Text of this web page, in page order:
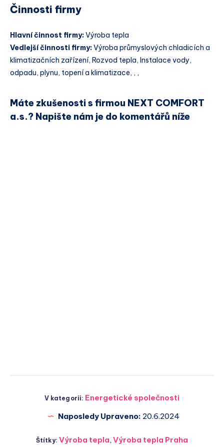
Činnosti firmy
Hlavní činnost firmy:Výroba tepla
Vedlejší činnosti firmy:Výroba průmyslových chladicích a
klimatizačních zařízení, Rozvod tepla, Instalace vody,
odpadu, plynu, topení a klimatizace, , ,
Máte zkušenosti s firmou NEXT COMFORT
a.s.? Napište nám je do komentářů níže
V kategorii: Energetické společnosti
Naposledy Upraveno: 20.6.2024
Štítky:Výroba tepla,Výroba tepla Praha